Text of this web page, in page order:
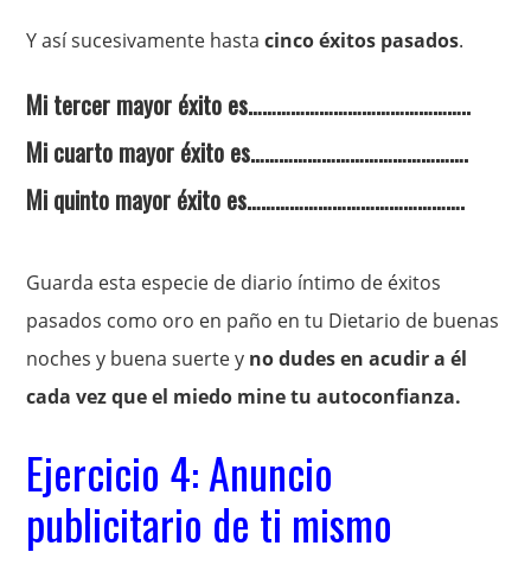
Y así sucesivamente hastacinco éxitos pasados.
Mi tercer mayor éxito es………………………………………..
Mi cuarto mayor éxito es……………………………………….
Mi quinto mayor éxito es……………………………………….
Guarda esta especie de diario íntimo de éxitos
pasados como oro en paño en tu Dietario de buenas
noches y buena suerte y no dudes en acudir a él
cada vez que el miedo mine tu autoconfianza.
Ejercicio 4: Anuncio
publicitario de ti mismo